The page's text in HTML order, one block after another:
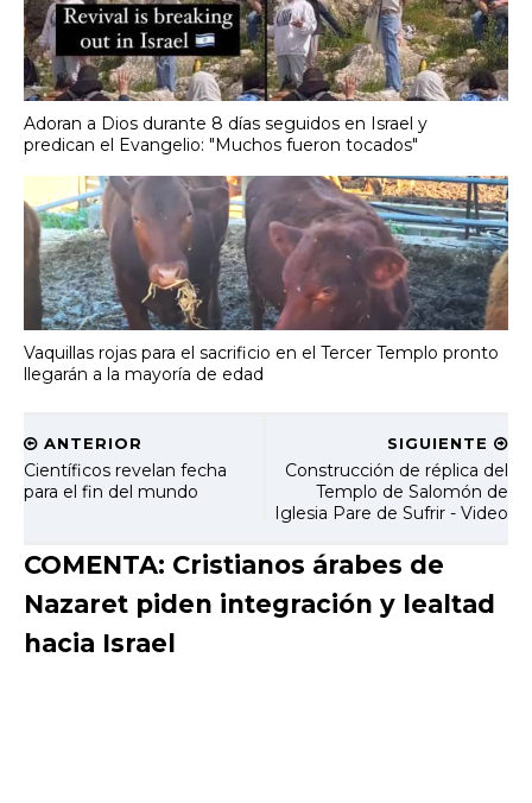
Adoran a Dios durante 8 días seguidos en Israel y
predican el Evangelio: "Muchos fueron tocados"
Vaquillas rojas para el sacrificio en el Tercer Templo pronto
llegarán a la mayoría de edad
SIGUIENTE
Construcción de réplica del
Templo de Salomón de
Iglesia Pare de Sufrir - Video
ANTERIOR
Científicos revelan fecha
para el fin del mundo
COMENTA: Cristianos árabes de
Nazaret piden integración y lealtad
hacia Israel